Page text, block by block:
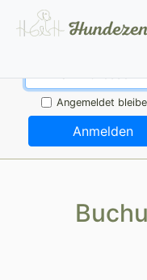
Angemeldet
Anmelden